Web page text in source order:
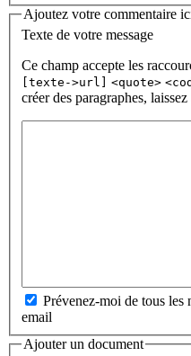
Ajoutez votre commentaire
Texte de votre message
Ce champ accepte les
[texte->url]
<quote>
créer des paragraphes,
Prévenez-moi de tous les
email
Ajouter un document